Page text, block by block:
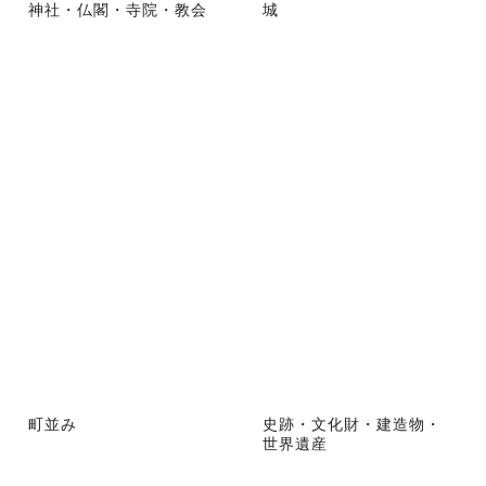
神社・仏閣・寺院・教会 城
町並み
史跡・文化財・建造物・
世界遺産